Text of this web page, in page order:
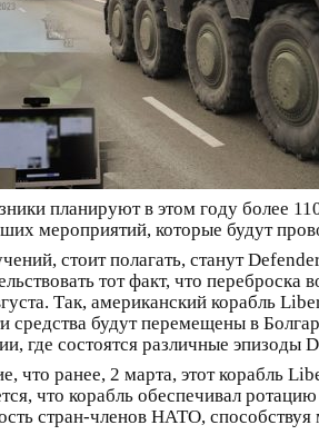
планируют в этом году более
мероприятий, которые будут
стоит полагать, станут
тот факт, что
Так, американский корабль
средства будут перемещены в
где состоятся различные эпизоды
что ранее, 2 марта, этот корабль
что корабль обеспечивал
стран-членов НАТО,